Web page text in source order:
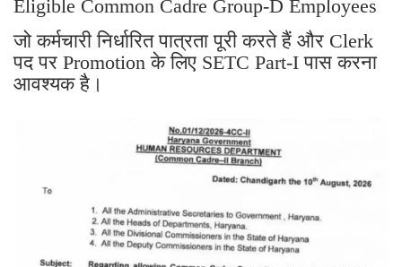
Eligible Common Cadre Group-D Employees
जो कर्मचारी निर्धारित पात्रता पूरी करते हैं और Clerk
पद पर Promotion के लिए SETC Part-I पास करना
आवश्यक है।